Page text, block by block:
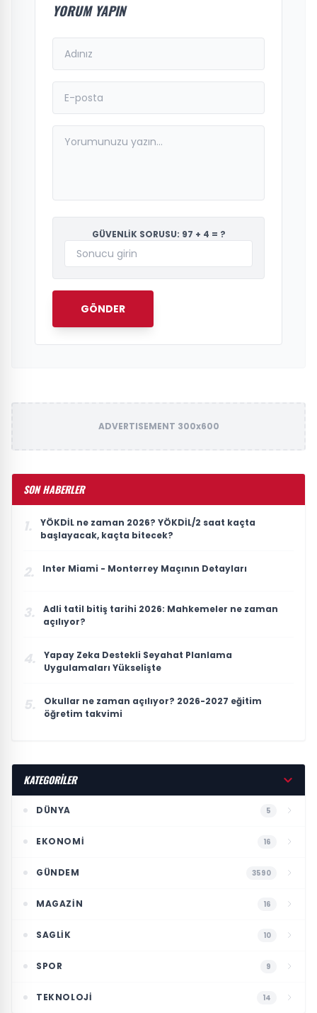
YORUM YAPIN
GÜVENLİK SORUSU: 97 + 4 = ?
GÖNDER
ADVERTISEMENT 300x600
SON HABERLER
1.
YÖKDİL ne zaman 2026? YÖKDİL/2 saat kaçta
başlayacak, kaçta bitecek?
2. Inter Miami - Monterrey Maçının Detayları
3.
Adli tatil bitiş tarihi 2026: Mahkemeler ne zaman
açılıyor?
4.
Yapay Zeka Destekli Seyahat Planlama
Uygulamaları Yükselişte
5.
Okullar ne zaman açılıyor? 2026-2027 eğitim
öğretim takvimi
KATEGORİLER
DÜNYA 5
EKONOMI 16
GÜNDEM 3590
MAGAZIN 16
SAGLIK 10
SPOR 9
TEKNOLOJI 14